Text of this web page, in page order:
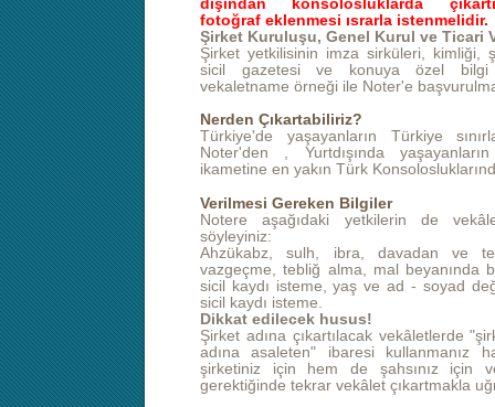
dışından konsolosluklarda
fotoğraf eklenmesi ısrarla istenmelidir.
Şirket Kuruluşu, Genel Kurul ve Ticari
Şirket yetkilisinin imza sirküleri, kimliği,
sicil gazetesi ve konuya özel bilgi
vekaletname örneği ile Noter'e
Nerden Çıkartabiliriz?
Türkiye'de yaşayanların Türkiye
Noter'den , Yurtdışında
ikametine en yakın Türk
Verilmesi Gereken Bilgiler
Notere aşağıdaki yetkilerin de
söyleyiniz:
Ahzükabz, sulh, ibra, davadan ve
vazgeçme, tebliğ alma, mal beyanında
sicil kaydı isteme, yaş ve ad - soyad
sicil kaydı isteme.
Dikkat edilecek husus!
Şirket adına çıkartılacak vekâletlerde
adına asaleten" ibaresi kullanmanız
şirketiniz için hem de şahsınız için
gerektiğinde tekrar vekâlet çıkartmakla